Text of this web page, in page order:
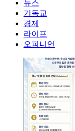
뉴스
기독교
경제
라이프
오피니언